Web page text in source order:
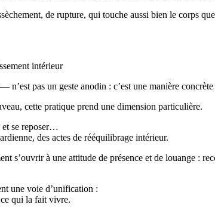
de rupture, qui touche aussi bien le corps
intérieur
pas un geste anodin : c’est une manière
cette pratique prend une dimension particulière.
et se reposer…
des actes de rééquilibrage intérieur.
s’ouvrir à une attitude de présence et de louange :
une voie d’unification :
ce qui la fait vivre.